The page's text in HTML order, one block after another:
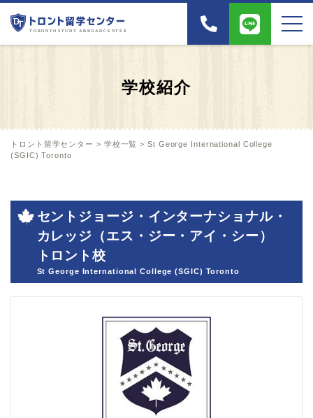
学校紹介
トロント留学センター > 学校一覧 >St George International College
(SGIC) Toronto
セントジョージ・インターナショナル・
カレッジ（エス・ジー・アイ・シー）
トロント校
St George International College (SGIC) Toronto